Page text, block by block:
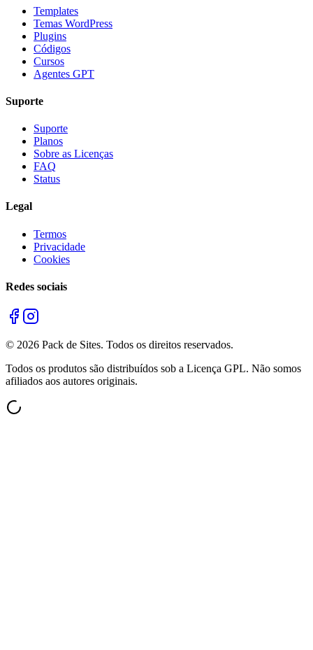
Templates
Temas WordPress
Plugins
Códigos
Cursos
Agentes GPT
Suporte
Suporte
Planos
Sobre as Licenças
FAQ
Status
Legal
Termos
Privacidade
Cookies
Redes sociais
© 2026 Pack de Sites. Todos os direitos reservados.
Todos os produtos são distribuídos sob a Licença GPL. Não somos
afiliados aos autores originais.